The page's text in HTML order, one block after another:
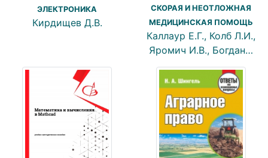
ЭЛЕКТРОНИКА
Кирдищев Д.В.
СКОРАЯ И НЕОТЛОЖНАЯ
МЕДИЦИНСКАЯ ПОМОЩЬ
Каллаур Е.Г., Колб Л.И.,
Яромич И.В., Богдан…